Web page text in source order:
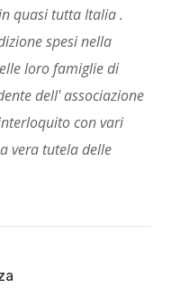
quasi tutta Italia .
spesi nella
loro famiglie di
dell' associazione
con vari
vera tutela delle